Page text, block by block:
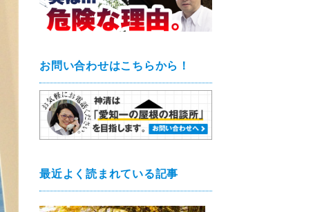
お問い合わせはこちらから！
最近よく読まれている記事